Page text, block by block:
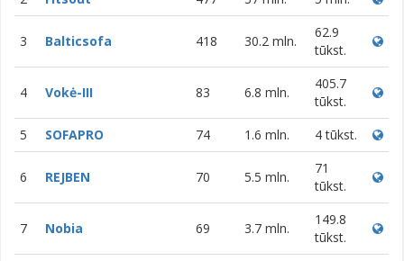
3 Balticsofa 418 30.2 mln.
62.9
tūkst.
4 Vokė-III 83 6.8 mln.
405.7
tūkst.
5
SOFAPRO 74 1.6 mln. 4 tūkst.
6 REJBEN 70 5.5 mln.
71
tūkst.
7 Nobia 69 3.7 mln.
149.8
tūkst.